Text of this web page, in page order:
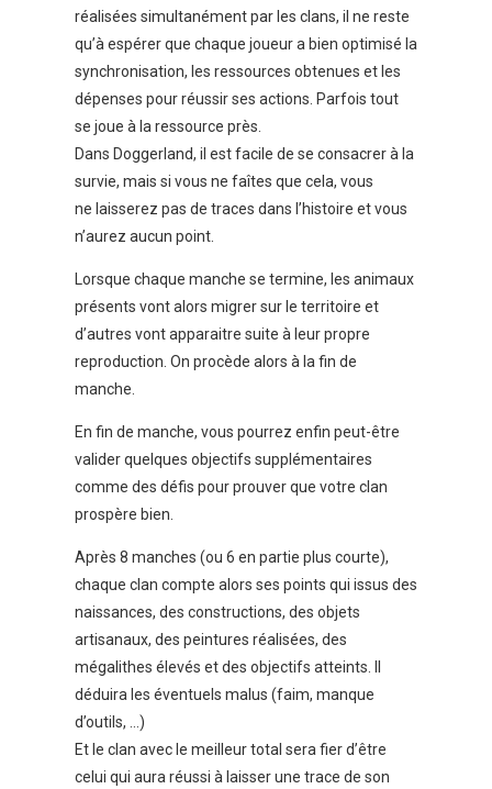
réalisées simultanément par les clans, il ne reste
qu’à espérer que chaque joueur a bien optimisé la
synchronisation, les ressources obtenues et les
dépenses pour réussir ses actions. Parfois tout
se joue à la ressource près.
Dans Doggerland, il est facile de se consacrer à la
survie, mais si vous ne faîtes que cela, vous
ne laisserez pas de traces dans l’histoire et vous
n’aurez aucun point.
Lorsque chaque manche se termine, les animaux
présents vont alors migrer sur le territoire et
d’autres vont apparaitre suite à leur propre
reproduction. On procède alors à la fin de
manche.
En fin de manche, vous pourrez enfin peut-être
valider quelques objectifs supplémentaires
comme des défis pour prouver que votre clan
prospère bien.
Après 8 manches (ou 6 en partie plus courte),
chaque clan compte alors ses points qui issus des
naissances, des constructions, des objets
artisanaux, des peintures réalisées, des
mégalithes élevés et des objectifs atteints. Il
déduira les éventuels malus (faim, manque
d’outils, …)
Et le clan avec le meilleur total sera fier d’être
celui qui aura réussi à laisser une trace de son